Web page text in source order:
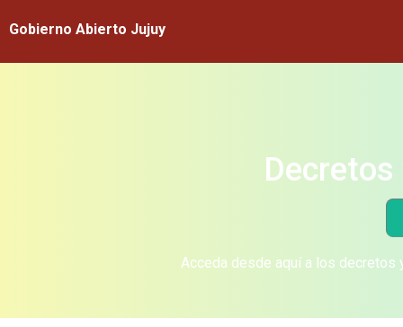
Gobierno Abierto Jujuy
Acceda desde aquí a los